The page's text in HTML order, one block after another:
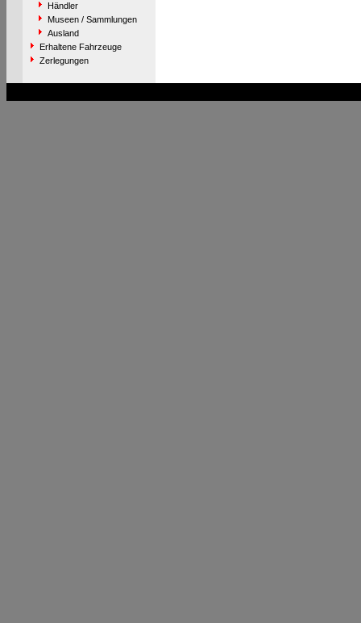
Händler
Museen / Sammlungen
Ausland
Erhaltene Fahrzeuge
Zerlegungen